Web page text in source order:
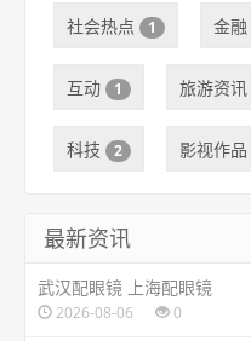
社会热点 1 金融
互动 1 旅游资讯
科技 2 影视作品
最新资讯
武汉配眼镜 上海配眼镜
2026-08-06 0